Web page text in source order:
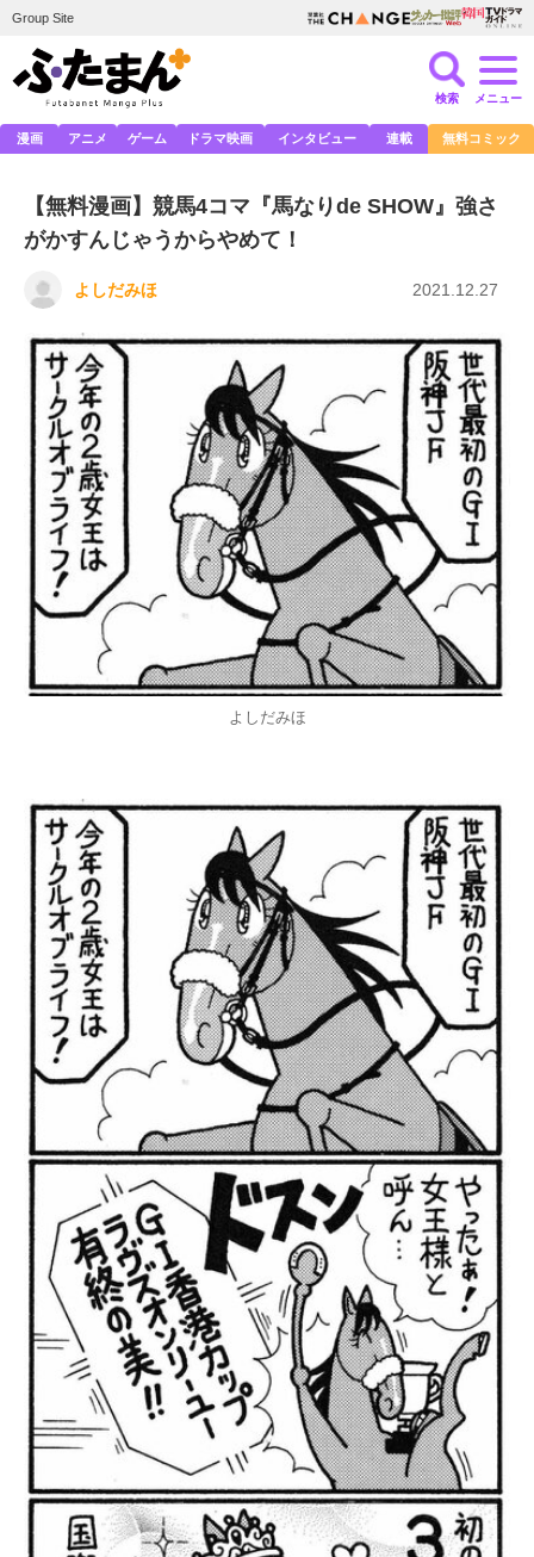
Group Site
検索 メニュー
漫画 アニメ ゲーム ドラマ映画 インタビュー 連載 無料コミック
【無料漫画】競馬4コマ『馬なりde SHOW』強さ
がかすんじゃうからやめて！
よしだみほ 2021.12.27
よしだみほ